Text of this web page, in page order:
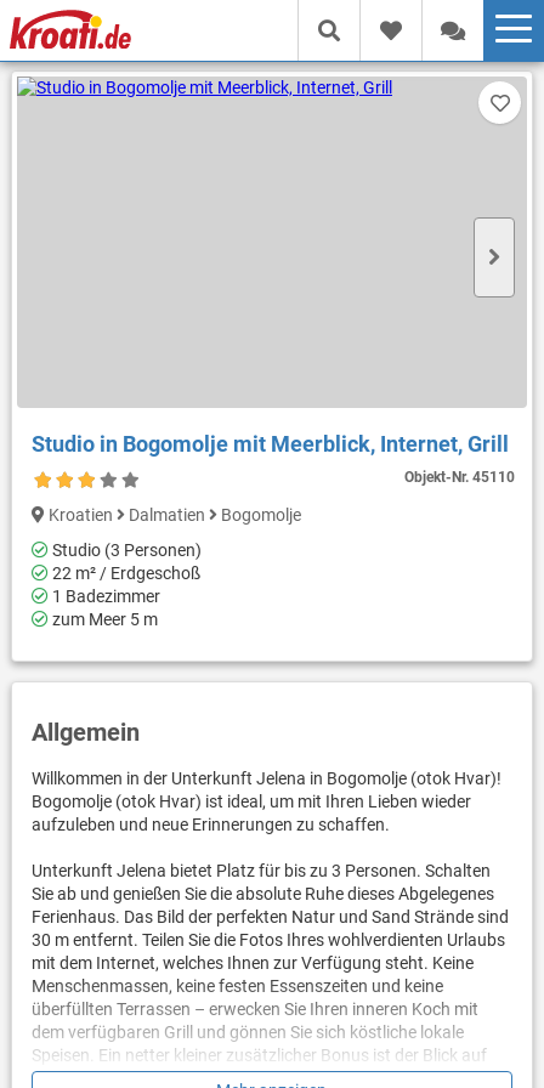
Studio in Bogomolje mit Meerblick, Internet, Grill
Objekt-Nr.45110
Kroatien Dalmatien
Bogomolje
Studio (3 Personen)
22 m² / Erdgeschoß
1 Badezimmer
zum Meer 5 m
Allgemein
Willkommen in der Unterkunft Jelena in Bogomolje (otok Hvar)!
Bogomolje (otok Hvar) ist ideal, um mit Ihren Lieben wieder
aufzuleben und neue Erinnerungen zu schaffen.
Unterkunft Jelena bietet Platz für bis zu 3 Personen. Schalten
Sie ab und genießen Sie die absolute Ruhe dieses Abgelegenes
Ferienhaus. Das Bild der perfekten Natur und Sand Strände sind
30 m entfernt. Teilen Sie die Fotos Ihres wohlverdienten Urlaubs
mit dem Internet, welches Ihnen zur Verfügung steht. Keine
Menschenmassen, keine festen Essenszeiten und keine
überfüllten Terrassen – erwecken Sie Ihren inneren Koch mit
dem verfügbaren Grill und gönnen Sie sich köstliche lokale
Speisen. Ein netter kleiner zusätzlicher Bonus ist der Blick auf
Das Meer.